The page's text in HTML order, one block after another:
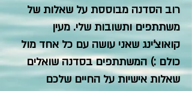
רוב הסדנה מבוססת על שאלות של
משתתפים ותשובות שלי. מעין
קואוצ'ינג שאני עושה עם כל אחד מול
כולם :) המשתתפים בסדנה שואלים
שאלות אישיות על החיים שלכם